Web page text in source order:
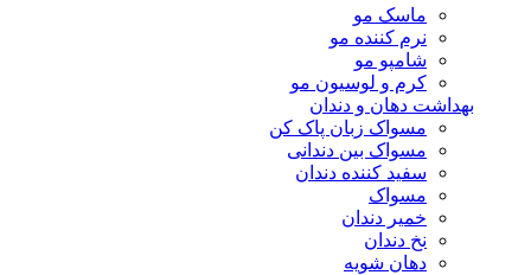
ماسک مو
نرم کننده مو
شامپو مو
کرم و لوسیون مو
بهداشت دهان و دندان
مسواک زبان پاک کن
مسواک بین دندانی
سفید کننده دندان
مسواک
خمیر دندان
نخ دندان
دهان شویه